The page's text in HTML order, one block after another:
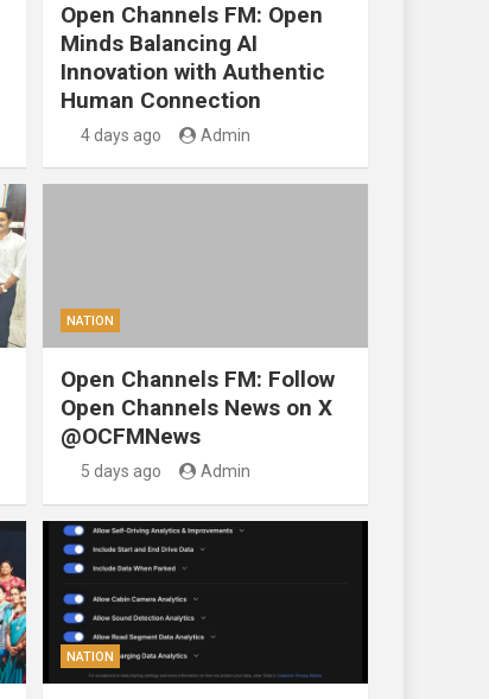
Open Channels FM: Open
Minds Balancing AI
Innovation with Authentic
Human Connection
4 days ago Admin
NATION
Open Channels FM: Follow
Open Channels News on X
@OCFMNews
5 days ago Admin
NATION